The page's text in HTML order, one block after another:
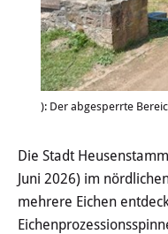
): Der abgesperrte
Die Stadt
Juni 2026) im
mehrere Eichen
Ausschreibungen
Karriere & Ausbildung
Ehrungen
Haushalt